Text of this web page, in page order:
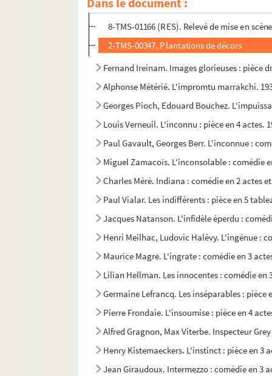
4-TMS-01440 (RES). Relevé de mise en
8-TMS-01166 (RES). Relevé de mise en
2-TMS-00347. Plantations de décors
Fernand Ireinam. Images glorieuses : pièce
Alphonse Métérié. L'impromtu marrakchi.
Georges Pioch, Edouard Bouchez.
Louis Verneuil. L'inconnu : pièce en 4 actes.
Paul Gavault, Georges Berr. L'inconnue :
Miguel Zamacoïs. L'inconsolable : comédie
Charles Méré. Indiana : comédie en 2 actes
Paul Vialar. Les indifférents : pièce en 5
Jacques Natanson. L'infidèle éperdu :
Henri Meilhac, Ludovic Halévy. L'ingénue :
Maurice Magre. L'ingrate : comédie en 3
Lilian Hellman. Les innocentes : comédie
Germaine Lefrancq. Les inséparables : pièce
Pierre Frondaie. L'insoumise : pièce en 4
Alfred Gragnon, Max Viterbe. Inspecteur
Henry Kistemaeckers. L'instinct : pièce en 3
Jean Giraudoux. Intermezzo : comédie en 3